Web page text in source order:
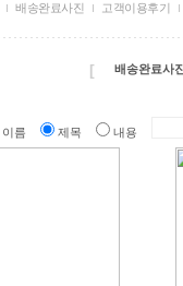
배송완료사진 고객이용후기
[ 배송완료사
이름 제목 내용